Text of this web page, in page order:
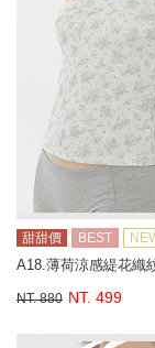
甜甜價 BEST
NT. 880 NT. 499